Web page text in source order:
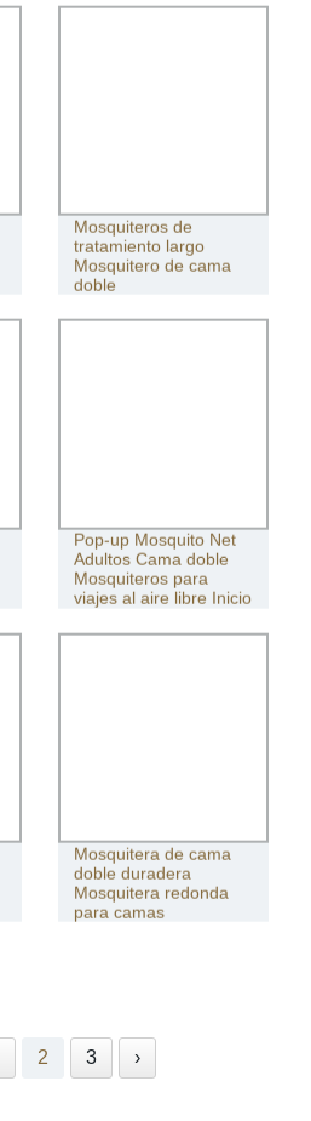
Mosquiteros de
tratamiento largo
Mosquitero de cama
doble
Pop-up Mosquito Net
Adultos Cama doble
Mosquiteros para
viajes al aire libre Inicio
Mosquitera de cama
doble duradera
Mosquitera redonda
para camas
2 3 ›